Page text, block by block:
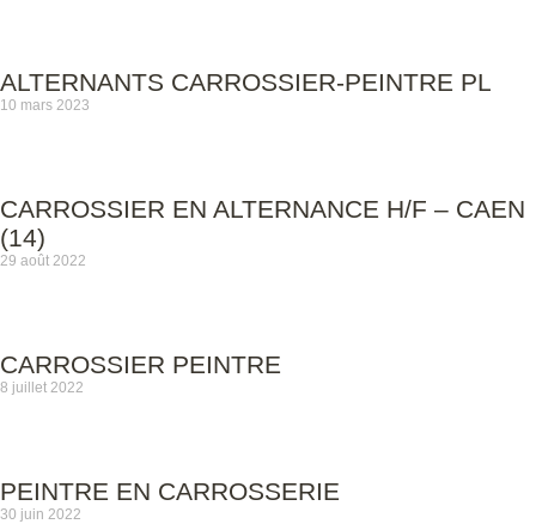
ALTERNANTS CARROSSIER-PEINTRE PL
10 mars 2023
CARROSSIER EN ALTERNANCE H/F – CAEN
(14)
29 août 2022
CARROSSIER PEINTRE
8 juillet 2022
PEINTRE EN CARROSSERIE
30 juin 2022